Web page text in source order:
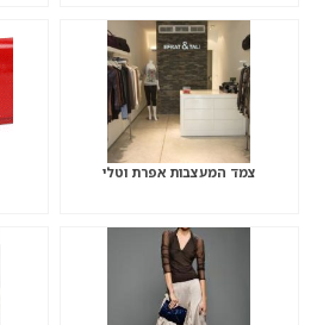
צמד המעצבות אפרת וטלי